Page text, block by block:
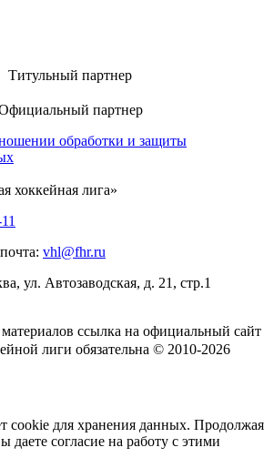
Титульный партнер
партнер
обработки и защиты
хоккейная лига»
vhl@fhr.ru
ул. Автозаводская, д. 21, стр.1
ссылка на официальный сайт
лиги обязательна © 2010-2026
cookie для хранения данных. Продолжая
даете согласие на работу с этими